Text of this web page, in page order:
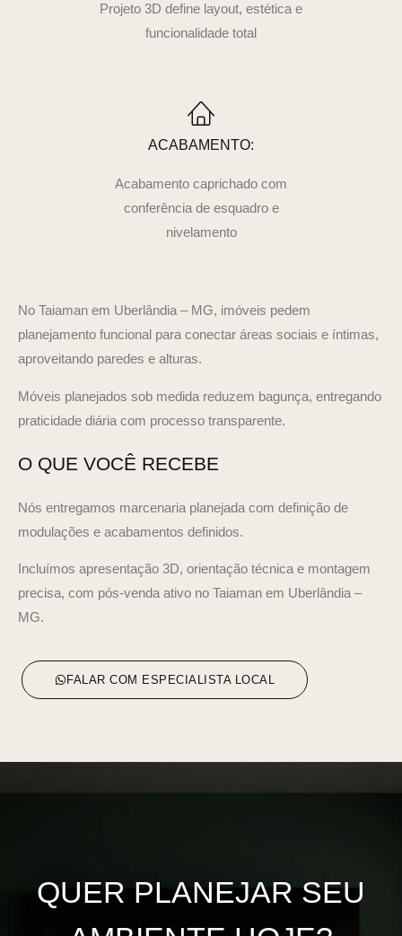
Projeto 3D define layout, estética e
funcionalidade total
ACABAMENTO:
Acabamento caprichado com
conferência de esquadro e
nivelamento
No Taiaman em Uberlândia – MG, imóveis pedem
planejamento funcional para conectar áreas sociais e íntimas,
aproveitando paredes e alturas.
Móveis planejados sob medida reduzem bagunça, entregando
praticidade diária com processo transparente.
O QUE VOCÊ RECEBE
Nós entregamos marcenaria planejada com definição de
modulações e acabamentos definidos.
Incluímos apresentação 3D, orientação técnica e montagem
precisa, com pós-venda ativo no Taiaman em Uberlândia –
MG.
FALAR COM ESPECIALISTA LOCAL
QUER PLANEJAR SEU